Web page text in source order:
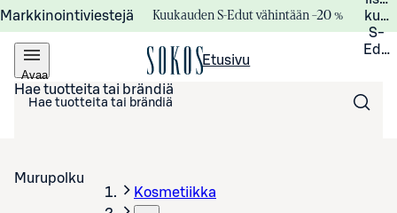
Markkinointiviestejä Kuukauden S-Edut vähintään –20 %
S-
Avaa
valikko
Etusivu
Hae tuotteita tai brändiä
Murupolku
Kosmetiikka